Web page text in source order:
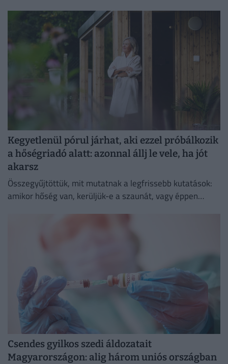
módszerek.
Kegyetlenül pórul járhat, aki ezzel próbálkozik
a hőségriadó alatt: azonnal állj le vele, ha jót
akarsz
Összegyűjtöttük, mit mutatnak a legfrissebb kutatások:
amikor hőség van, kerüljük-e a szaunát, vagy éppen
Csendes gyilkos szedi áldozatait
Magyarországon: alig három uniós országban